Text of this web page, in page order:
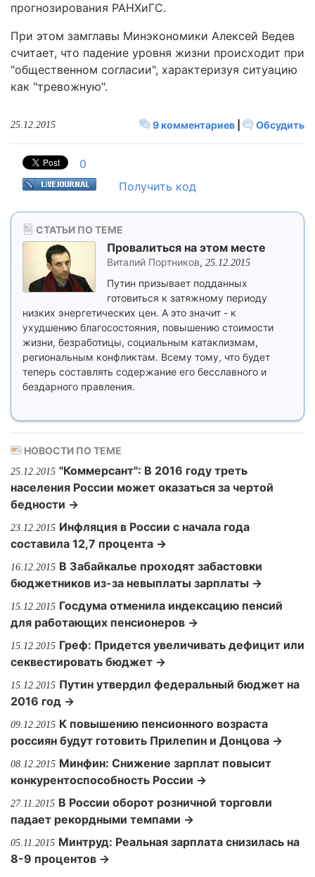
прогнозирования РАНХиГС.
При этом замглавы Минэкономики Алексей Ведев
считает, что падение уровня жизни происходит при
"общественном согласии", характеризуя ситуацию
как "тревожную".
9 комментариев Обсудить
25.12.2015
0
Получить код
СТАТЬИ ПО ТЕМЕ
Провалиться на этом месте
Виталий Портников, 25.12.2015
Путин призывает подданных
готовиться к затяжному периоду
низких энергетических цен. А это значит - к
ухудшению благосостояния, повышению стоимости
жизни, безработицы, социальным катаклизмам,
региональным конфликтам. Всему тому, что будет
теперь составлять содержание его бесславного и
бездарного правления.
НОВОСТИ ПО ТЕМЕ
25.12.2015 "Коммерсант": В 2016 году треть
населения России может оказаться за чертой
бедности →
23.12.2015 Инфляция в России с начала года
составила 12,7 процента →
16.12.2015 В Забайкалье проходят забастовки
бюджетников из-за невыплаты зарплаты →
15.12.2015 Госдума отменила индексацию пенсий
для работающих пенсионеров →
15.12.2015 Греф: Придется увеличивать дефицит или
секвестировать бюджет →
15.12.2015 Путин утвердил федеральный бюджет на
2016 год →
09.12.2015 К повышению пенсионного возраста
россиян будут готовить Прилепин и Донцова →
08.12.2015 Минфин: Снижение зарплат повысит
конкурентоспособность России →
27.11.2015 В России оборот розничной торговли
падает рекордными темпами →
05.11.2015 Минтруд: Реальная зарплата снизилась на
8-9 процентов →